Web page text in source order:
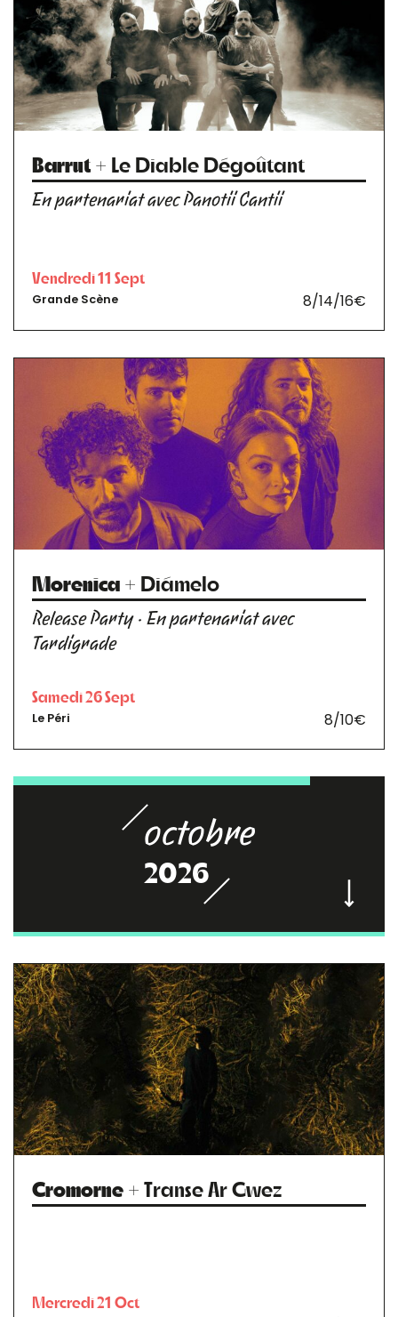
Barrut + Le Diable Dégoûtant
En partenariat avec Panotii Cantii
Vendredi 11 Sept
Grande Scène 8/14/16€
Morenica + Diámelo
Release Party · En partenariat avec
Tardigrade
Samedi 26 Sept
Le Péri 8/10€
octobre
2026
Cromorne + Transe Ar Gwez
Mercredi 21 Oct